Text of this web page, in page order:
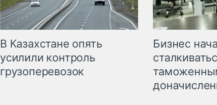
В Казахстане опять
усилили контроль
грузоперевозок
Бизнес